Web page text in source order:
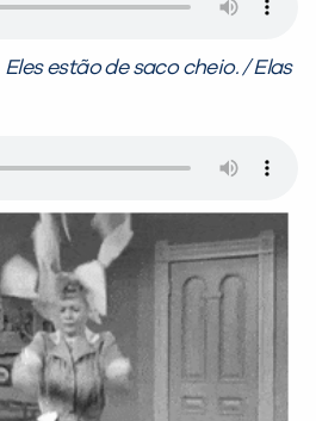
Eles estão de saco cheio. / Elas